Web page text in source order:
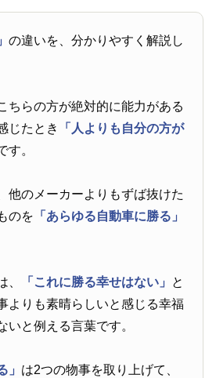
の違いを、分かりやすく解説し
ちらの方が絶対的に能力がある
じたとき
「人よりも自分の方が
す。
他のメーカーよりもずば抜けた
のを 「あらゆる自動車に勝る」
、 「これに勝る幸せはない」 と
よりも素晴らしいと感じる幸福
いと例える言葉です。
」 は2つの物事を取り上げて、